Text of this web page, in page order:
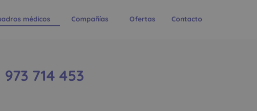
médicos Compañías Ofertas Contacto
714 453